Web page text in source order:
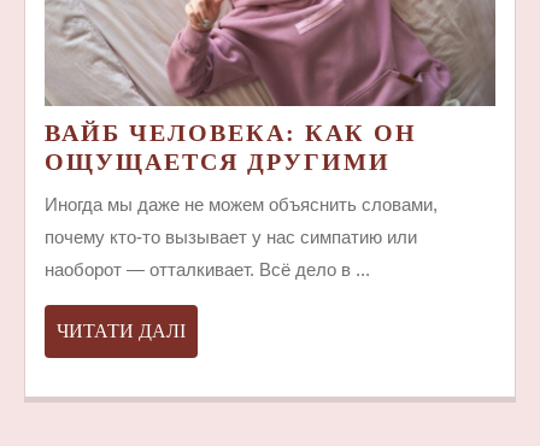
ВАЙБ ЧЕЛОВЕКА: КАК ОН
ОЩУЩАЕТСЯ ДРУГИМИ
КАК
ОН
Иногда мы даже не можем объяснить словами,
почему кто-то вызывает у нас симпатию или
наоборот — отталкивает. Всё дело в ...
ЧИТАТИ ДАЛІЧИТАТИ
ДАЛІ